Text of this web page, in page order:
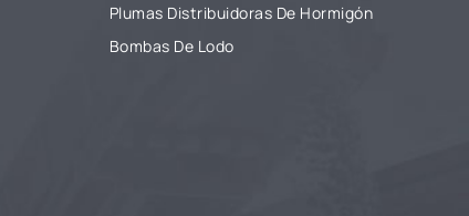
Plumas Distribuidoras De Hormigón
Bombas De Lodo